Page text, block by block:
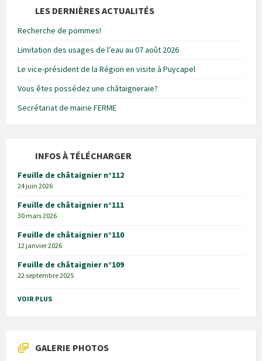
LES DERNIÈRES ACTUALITÉS
Recherche de pommes!
Limitation des usages de l’eau au 07 août 2026
Le vice-président de la Région en visite à Puycapel
Vous êtes possédez une châtaigneraie?
Secrétariat de mairie FERME
INFOS À TÉLÉCHARGER
Feuille de châtaignier n°112
24 juin 2026
Feuille de châtaignier n°111
30 mars 2026
Feuille de châtaignier n°110
12 janvier 2026
Feuille de châtaignier n°109
22 septembre 2025
VOIR PLUS
GALERIE PHOTOS